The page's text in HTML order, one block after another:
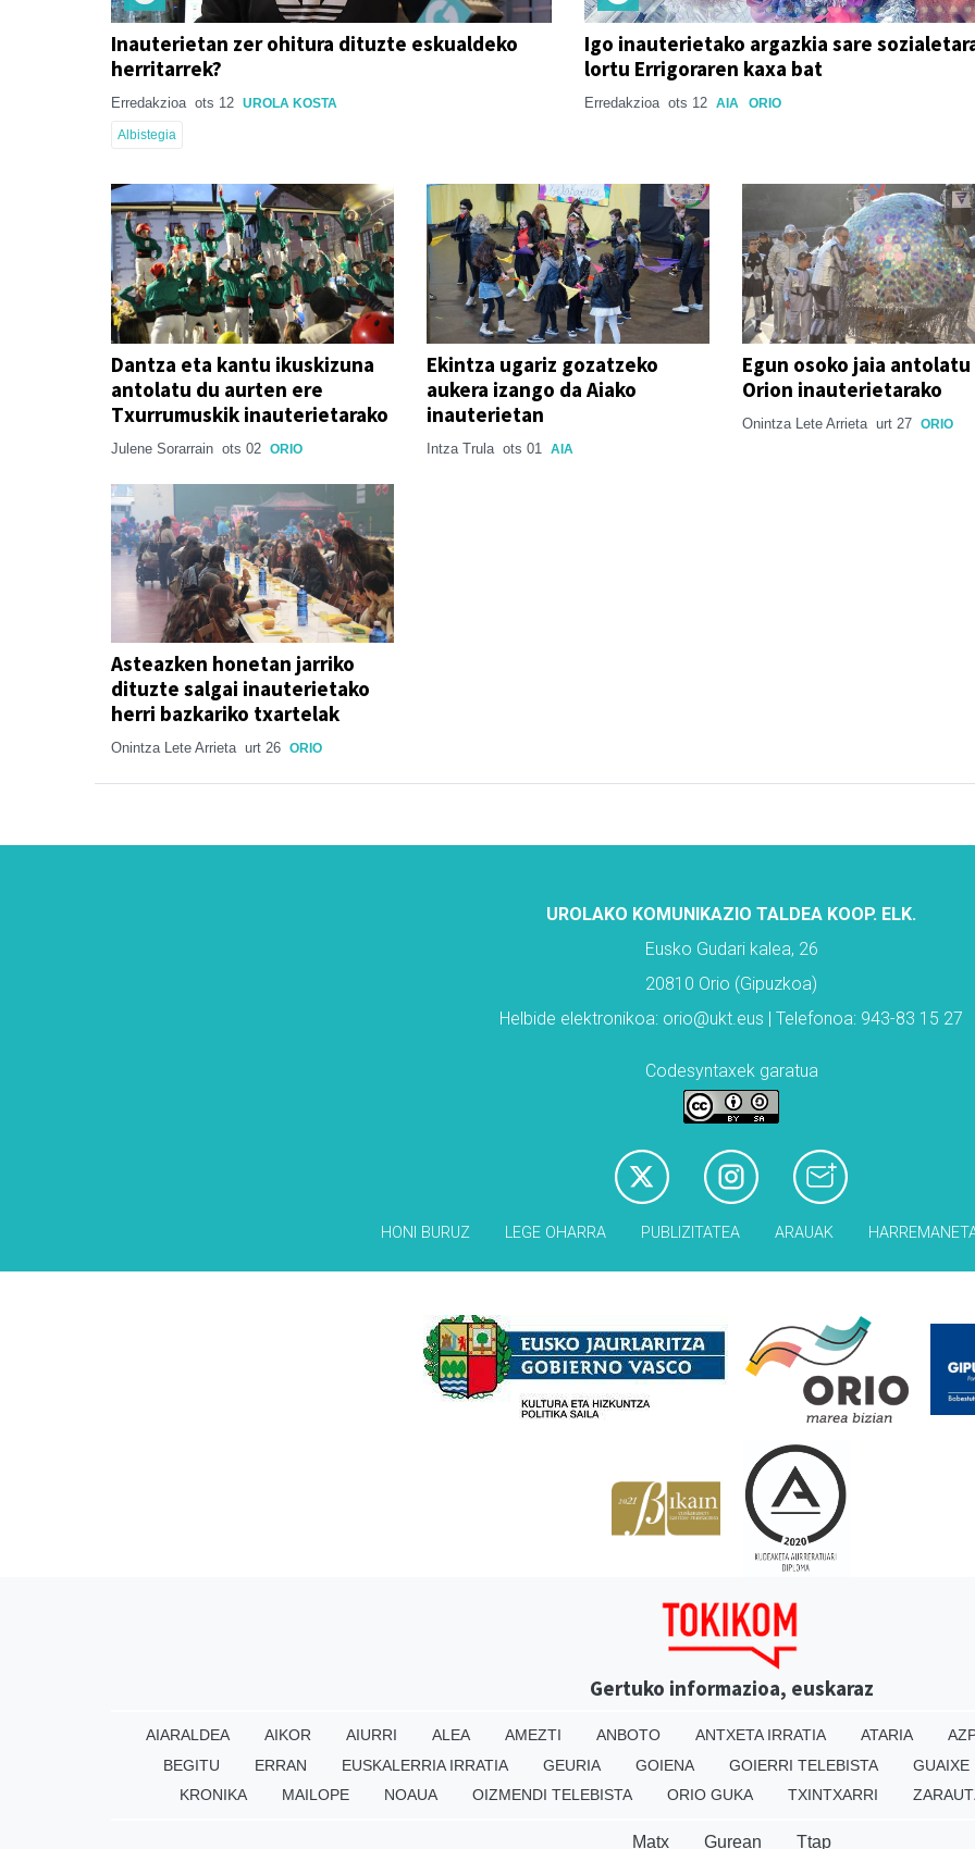
Inauterietan zer ohitura dituzte eskualdeko
herritarrek?
Erredakzioa ots 12 UROLA KOSTA
Albistegia
Igo inauterietako argazkia sare
lortu Errigoraren kaxa bat
Erredakzioa ots 12 AIA ORIO
Dantza eta kantu ikuskizuna
antolatu du aurten ere
Txurrumuskik inauterietarako
Julene Sorarrain ots 02 ORIO
Ekintza ugariz gozatzeko
aukera izango da Aiako
inauterietan
Intza Trula ots 01 AIA
Egun osoko jaia
Orion inauterietarako
Onintza Lete Arrieta urt 27 ORIO
Asteazken honetan jarriko
dituzte salgai inauterietako
herri bazkariko txartelak
Onintza Lete Arrieta urt 26 ORIO
UROLAKO KOMUNIKAZIO TALDEA KOOP. ELK.
Eusko Gudari kalea, 26
20810 Orio (Gipuzkoa)
Helbide elektronikoa: orio@ukt.eus | Telefonoa: 943-83 15 27
Codesyntaxek garatua
HONI BURUZ LEGE OHARRA PUBLIZITATEA ARAUAK
Gertuko informazioa, euskaraz
AIARALDEA AIKOR AIURRI ALEA AMEZTI ANBOTO ANTXETA IRRATIA ATARIA
BEGITU
ERRAN EUSKALERRIA IRRATIA GEURIA GOIENA GOIERRI TELEBISTA GUAIXE
KRONIKA
MAILOPE NOAUA OIZMENDI TELEBISTA ORIO GUKA TXINTXARRI
Matx Gurean Ttap